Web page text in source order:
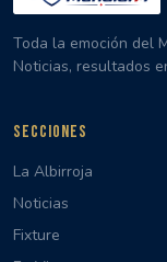
Toda la emoción del
Noticias, resultados
SECCIONES
La Albirroja
Noticias
Fixture